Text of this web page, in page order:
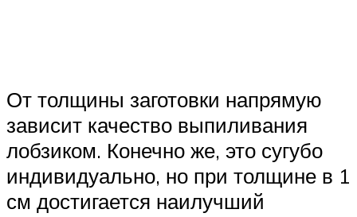
От толщины заготовки напрямую
зависит качество выпиливания
лобзиком. Конечно же, это сугубо
индивидуально, но при толщине в 1
см достигается наилучший